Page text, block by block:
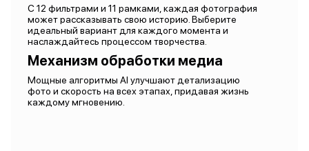
С 12 фильтрами и 11 рамками, каждая фотография
может рассказывать свою историю. Выберите
идеальный вариант для каждого момента и
наслаждайтесь процессом творчества.
Механизм обработки медиа
Мощные алгоритмы AI улучшают детализацию
фото и скорость на всех этапах, придавая жизнь
каждому мгновению.